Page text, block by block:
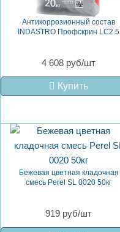
Антикоррозионный состав
INDASTRO Профскрин LC2.5
4 608 руб/шт
Купить
Бежевая цветная кладочная
смесь Perel SL 0020 50кг
919 руб/шт